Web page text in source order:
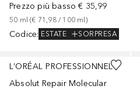
Prezzo più basso € 35,99
50 ml (€ 71,98 / 100 ml)
Codice: ESTATE SORPRESA
L’ORÉAL PROFESSIONNEL
Absolut Repair Molecular
Sponsorizzato